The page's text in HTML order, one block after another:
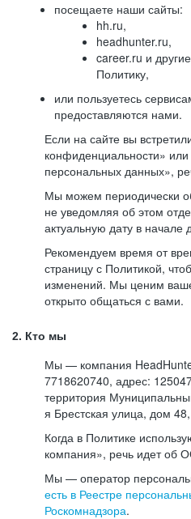
посещаете наши сайты:
hh.ru,
headhunter.ru,
career.ru и
Политику,
или пользуетесь
предоставляются нами.
Если на сайте вы
конфиденциальности»
персональных данных»,
Мы можем периодически
не уведомляя об этом
актуальную дату в начале
Рекомендуем время от
страницу с Политикой,
изменений. Мы ценим
открыто общаться с вами.
2. Кто мы
Мы — компания
7718620740, адрес:
территория
я Брестская улица, дом
Когда в Политике
компания», речь идет об
Мы — оператор
есть в Реестре
Роскомнадзора.